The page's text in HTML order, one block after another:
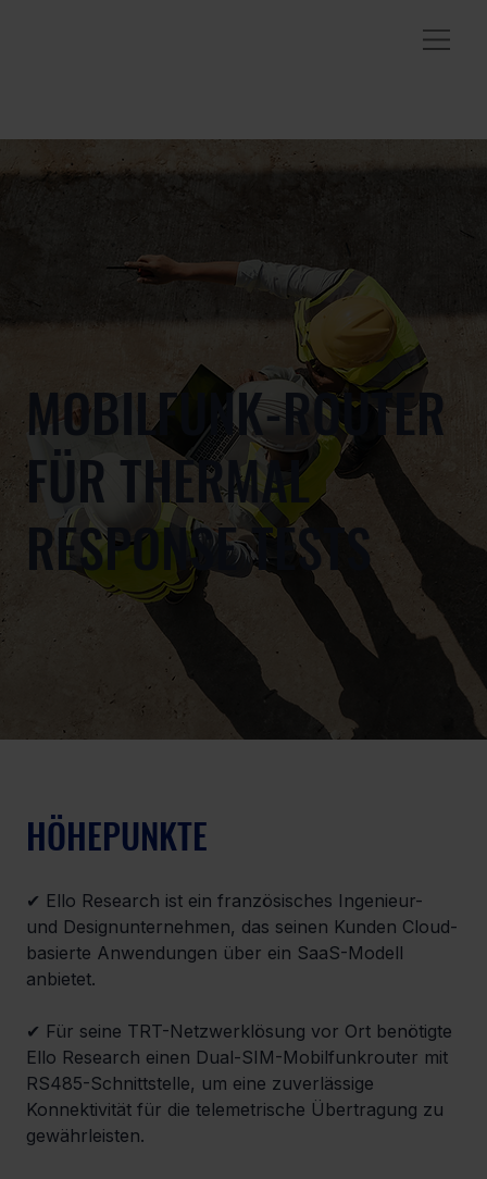
MOBILFUNK-ROUTER
FÜR THERMAL
RESPONSE TESTS
HÖHEPUNKTE
✔ Ello Research ist ein französisches Ingenieur-
und Designunternehmen, das seinen Kunden Cloud-
basierte Anwendungen über ein SaaS-Modell
anbietet.
✔ Für seine TRT-Netzwerklösung vor Ort benötigte
Ello Research einen Dual-SIM-Mobilfunkrouter mit
RS485-Schnittstelle, um eine zuverlässige
Konnektivität für die telemetrische Übertragung zu
gewährleisten.